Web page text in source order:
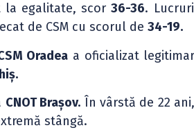
la egalitate, scor36-36.
de CSM cu scorul de34-19.
Oradea a oficializat
CNOT Brașov. În vârstă de 22
stângă.